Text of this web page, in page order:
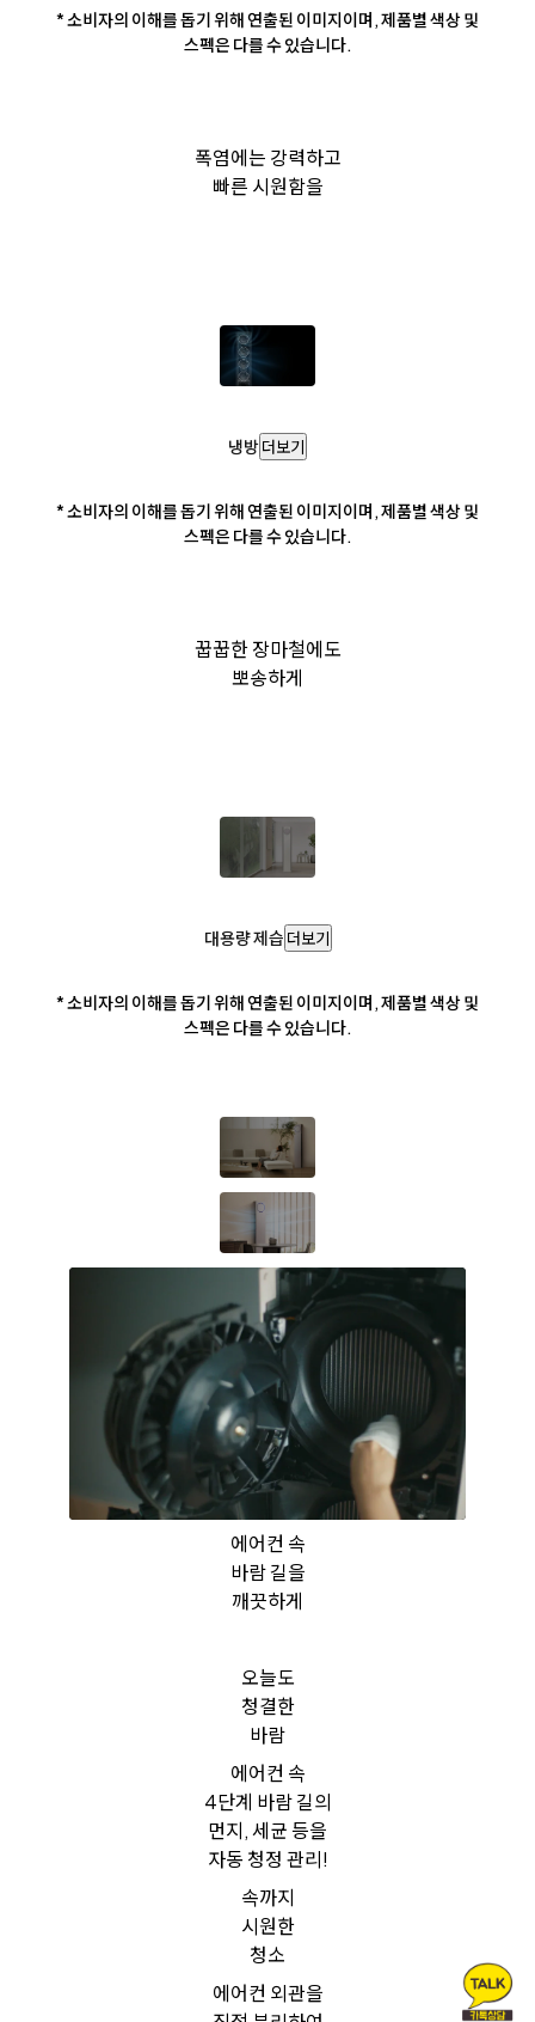
* 소비자의 이해를 돕기 위해 연출된 이미지이며, 제품별 색상 및
스펙은 다를 수 있습니다.
폭염에는 강력하고
빠른 시원함을
냉방더보기
* 소비자의 이해를 돕기 위해 연출된 이미지이며, 제품별 색상 및
스펙은 다를 수 있습니다.
꿉꿉한 장마철에도
뽀송하게
대용량 제습 더보기
* 소비자의 이해를 돕기 위해 연출된 이미지이며, 제품별 색상 및
스펙은 다를 수 있습니다.
에어컨 속
바람 길을
깨끗하게
오늘도
청결한
바람
에어컨 속
4단계 바람 길의
먼지, 세균 등을
자동 청정 관리!
속까지
시원한
청소
에어컨 외관을